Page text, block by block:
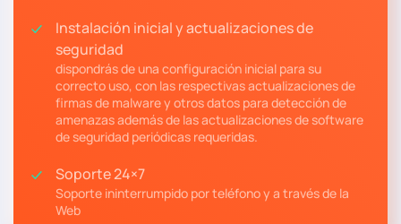
Instalación inicial y actualizaciones de
seguridad
dispondrás de una configuración inicial para su
correcto uso, con las respectivas actualizaciones de
firmas de malware y otros datos para detección de
amenazas además de las actualizaciones de software
de seguridad periódicas requeridas.
Soporte 24×7
Soporte ininterrumpido por teléfono y a través de la
Web